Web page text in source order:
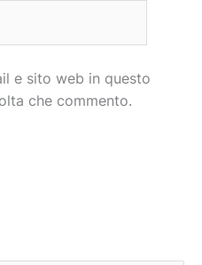
e sito web in questo
che commento.